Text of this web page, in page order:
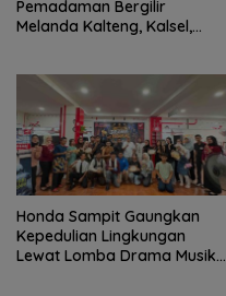
Pemadaman Bergilir
Melanda Kalteng, Kalsel,
Honda Sampit Gaungkan
Kepedulian Lingkungan
Lewat Lomba Drama Musikal